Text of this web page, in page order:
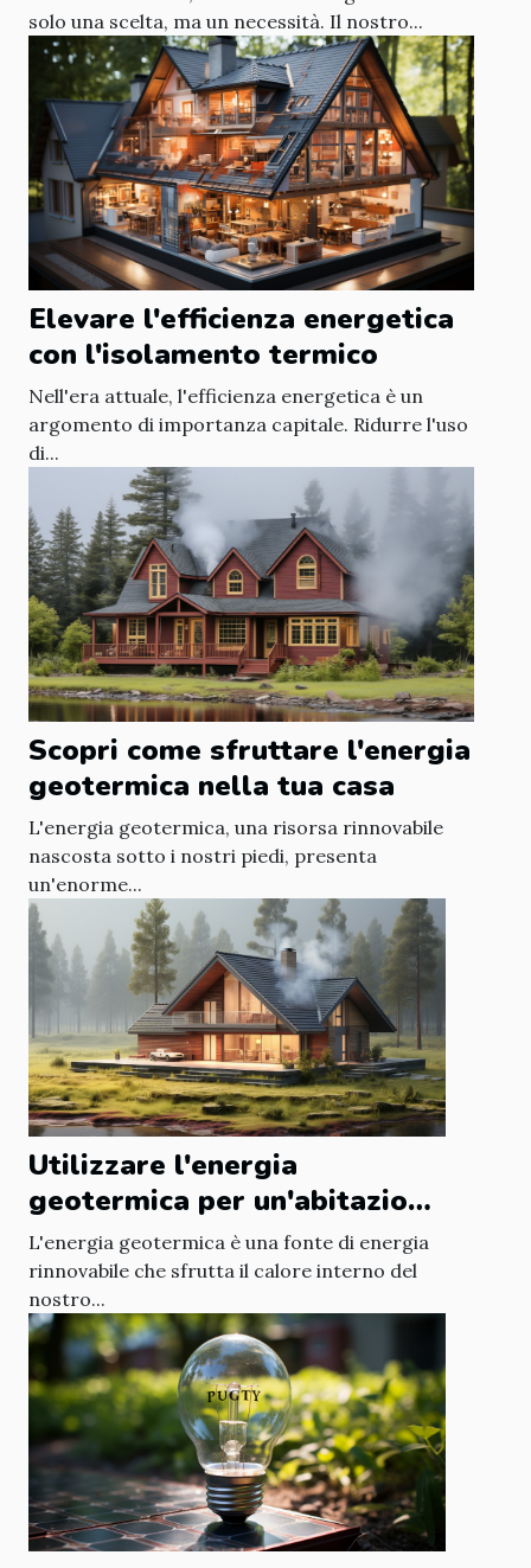
solo una scelta, ma un necessità. Il nostro...
Elevare l'efficienza energetica
con l'isolamento termico
Nell'era attuale, l'efficienza energetica è un
argomento di importanza capitale. Ridurre l'uso
di...
Scopri come sfruttare l'energia
geotermica nella tua casa
L'energia geotermica, una risorsa rinnovabile
nascosta sotto i nostri piedi, presenta
un'enorme...
Utilizzare l'energia
geotermica per un'abitazione
eco-sostenibile
L'energia geotermica è una fonte di energia
rinnovabile che sfrutta il calore interno del
nostro...